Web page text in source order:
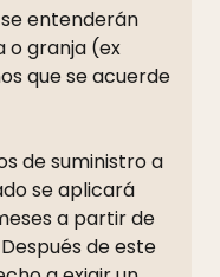
se entenderán
o granja (ex
que se acuerde
de suministro a
se aplicará
a partir de
de este